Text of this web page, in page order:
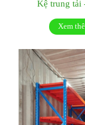
Kệ trung tải
Xem